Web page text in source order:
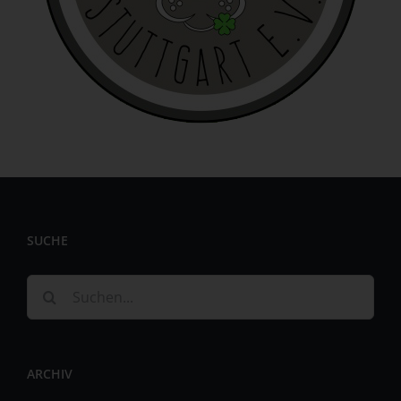
SUCHE
nach:
ARCHIV
identifizierbar wird eine natürliche Person angesehen, die
direkt oder indirekt, insbesondere mittels Zuordnung zu
einer Kennung wie einem Namen, zu einer Kennnummer,
zu Standortdaten, zu einer Online-Kennung oder zu
einem oder mehreren besonderen Merkmalen, die
Ausdruck der physischen, physiologischen, genetischen,
psychischen, wirtschaftlichen, kulturellen oder sozialen
identifizierbare natürliche Person, deren
Vorgangsreihe im Zusammenhang mit